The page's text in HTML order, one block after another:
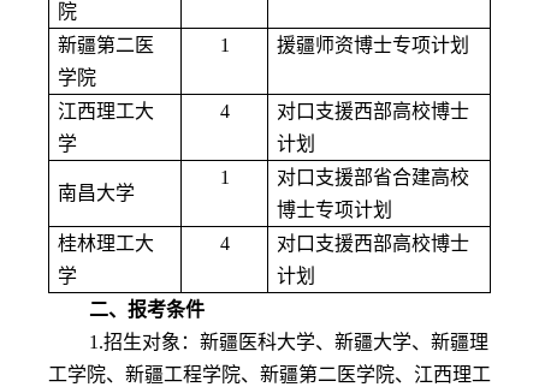
院
新疆第二医
学院
1 援疆师资博士专项计划
江西理工大
学
4
对口支援西部高校博士
计划
南昌大学
1
对口支援部省合建高校
博士专项计划
桂林理工大
学
4
对口支援西部高校博士
计划
二、报考条件
1.招生对象：新疆医科大学、新疆大学、新疆理
工学院、新疆工程学院、新疆第二医学院、江西理工